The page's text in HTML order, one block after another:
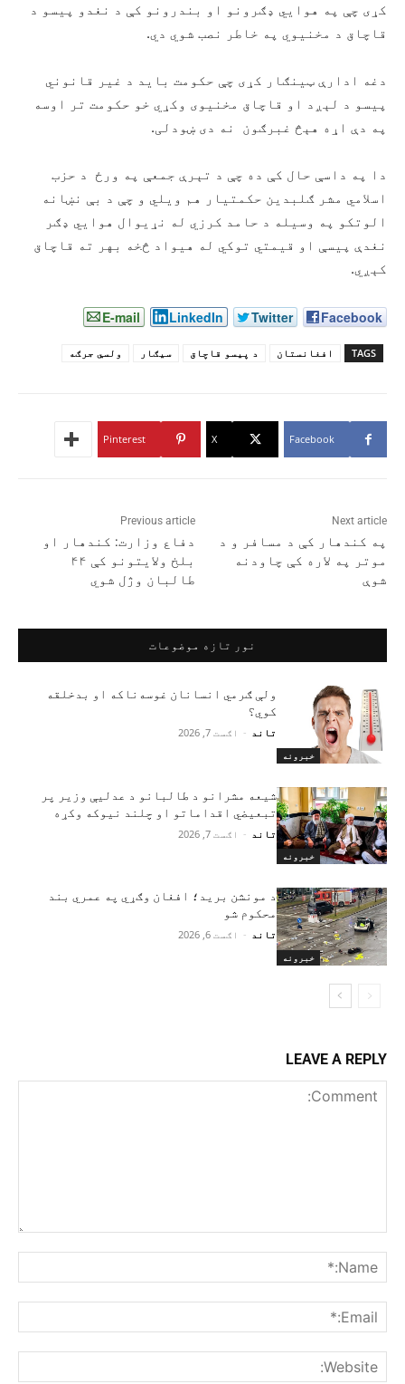
کړی چې په هوايي ډګرونو او بندرونو کې د نغدو پيسو د
قاچاق د مخنيوي په خاطر نصب شوي دي.
دغه ادارې ټینګار کړی چې حکومت باید د غیر قانوني
پیسو د لېږد او قاچاق مخنیوی وکړي خو حکومت تر اوسه
په دې اړه هېڅ غبرګون نه دی ښودلی.
دا په داسې حال کې ده چې د تېرې جمعې په ورځ د حزب
اسلامي مشر ګلبدين حکمتيار هم ویلي و چې د بې نښانه
الوتکو په وسيله د حامد کرزي له نړيوال هوايي ډګر
نغدې پيسې او قيمتي توکي له هيواد څخه بهر ته قاچاق
کېږي.
Facebook
Twitter
LinkedIn
E-mail
TAGS افغانستان د پیسو قاچاق سیګار ولسي جرګه
Facebook
X
Pinterest
Previous article
دفاع وزارت: کندهار او
بلخ ولایتونو کې ۴۴
طالبان وژل شوي
Next article
په کندهار کې د مسافر و د
موتر په لاره کې چاودنه
شوې
نور تازه موضوعات
خبرونه
ولې ګرمي انسانان غوسه‌ناکه او بدخلقه
کوي؟
تاند - اګست 7, 2026
خبرونه
شیعه مشرانو د طالبانو د عدلیې وزیر پر
تبعیضي اقداماتو او چلند نیوکه وکړه
تاند - اګست 7, 2026
خبرونه
د مونشن برید؛ افغان وګړي په عمري بند
محکوم شو
تاند - اګست 6, 2026
LEAVE A REPLY